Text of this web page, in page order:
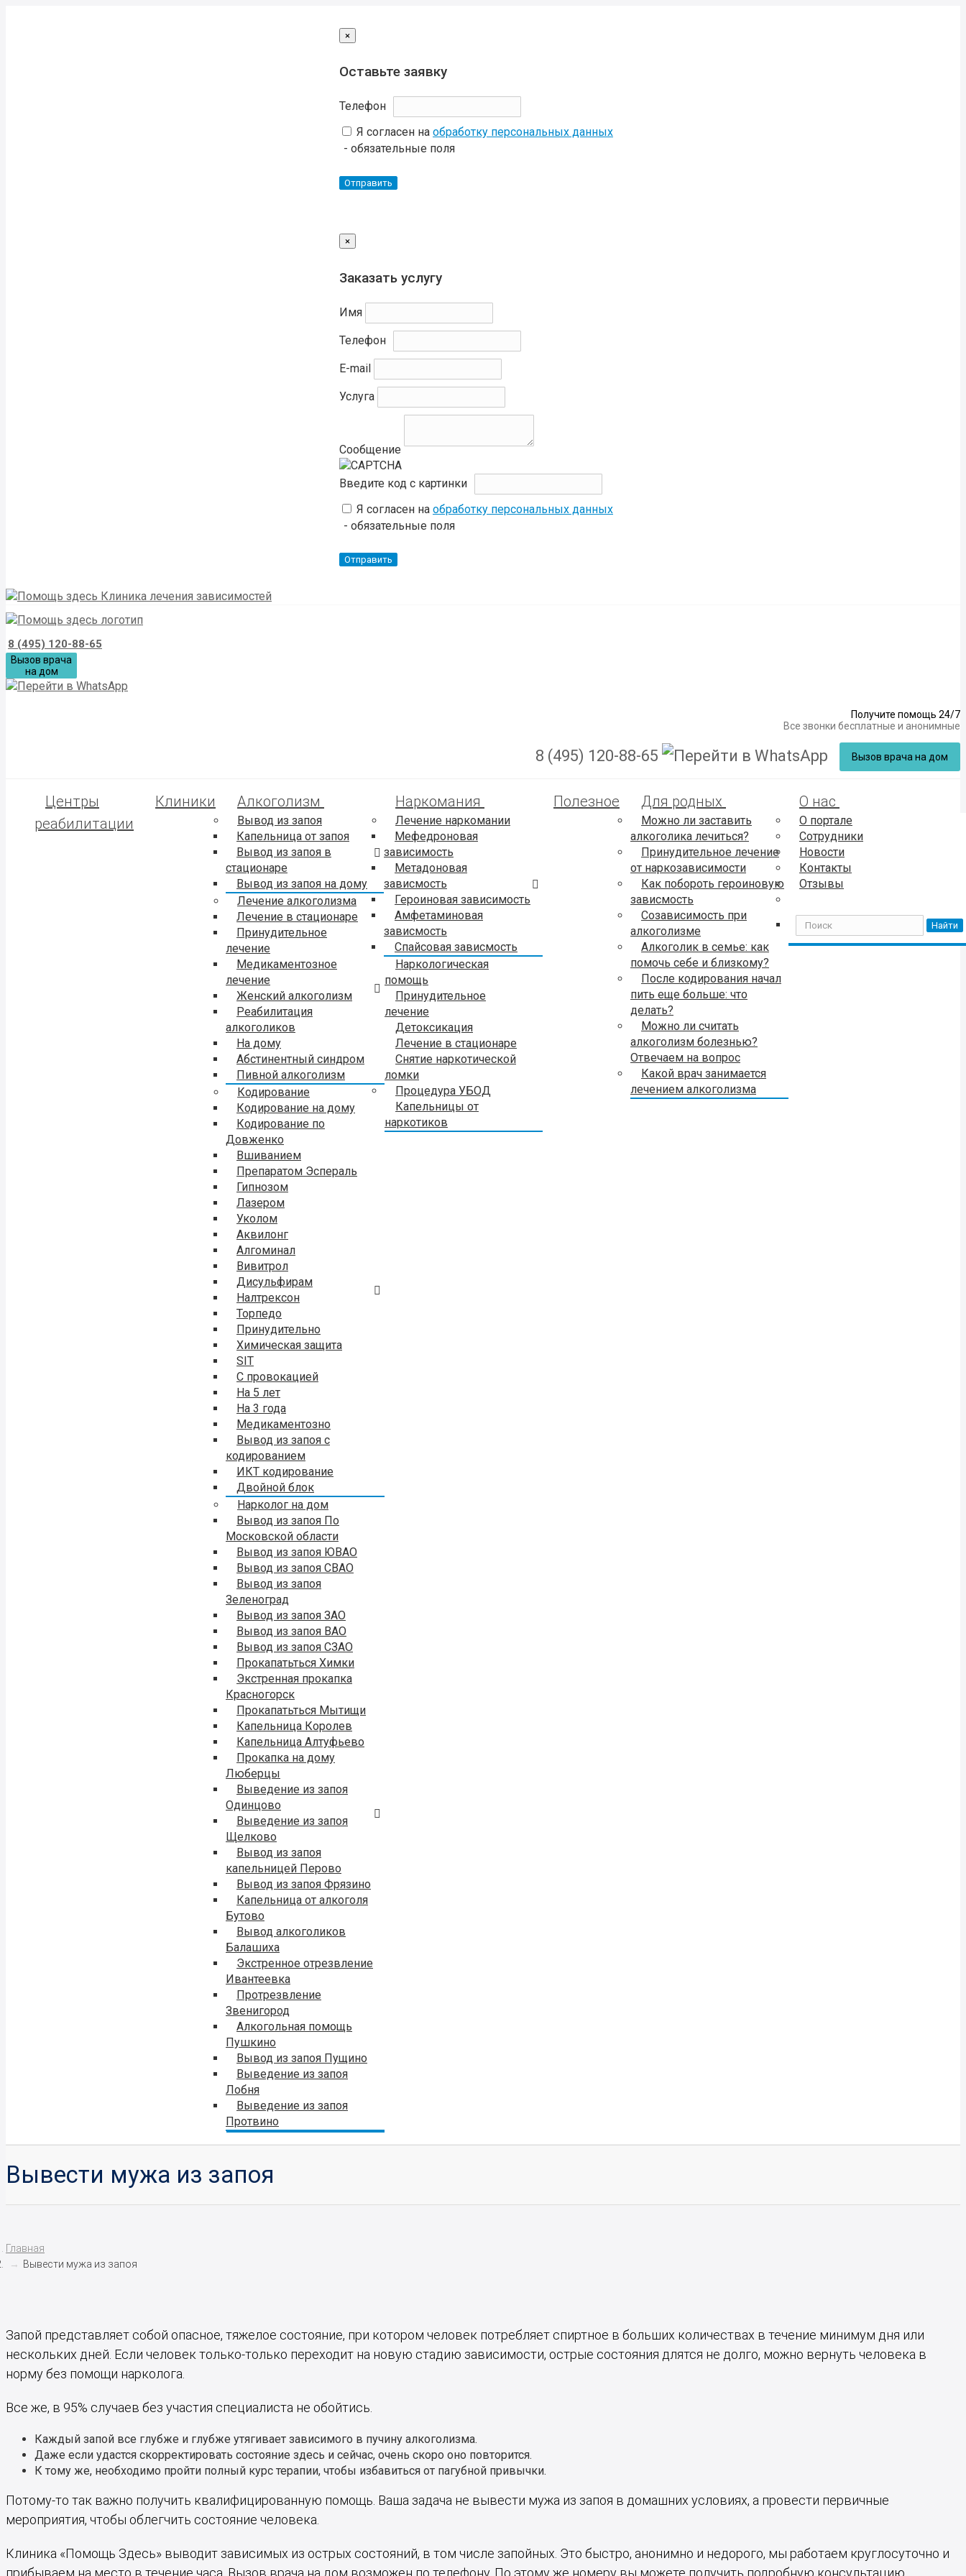
×
Оставьте заявку
Телефон
Я согласен на обработку персональных данных
- обязательные поля
Отправить
×
Заказать услугу
Имя
Телефон
E-mail
Услуга
Сообщение
Введите код с картинки
Я согласен на обработку персональных данных
- обязательные поля
Отправить
8 (495) 120-88-65
Вызов врача
на дом
Получите помощь 24/7
Все звонки бесплатные и анонимные
8 (495) 120-88-65 Вызов врача на дом
Центры
реабилитации
Клиники Алкоголизм
Вывод из запоя
Капельница от запоя
Вывод из запоя в
стационаре
Вывод из запоя на дому
Лечение алкоголизма
Лечение в стационаре
Принудительное
лечение
Медикаментозное
лечение
Женский алкоголизм
Реабилитация
алкоголиков
На дому
Абстинентный синдром
Пивной алкоголизм
Кодирование
Кодирование на дому
Кодирование по
Довженко
Вшиванием
Препаратом Эспераль
Гипнозом
Лазером
Уколом
Аквилонг
Алгоминал
Вивитрол
Дисульфирам
Налтрексон
Торпедо
Принудительно
Химическая защита
SIT
С провокацией
На 5 лет
На 3 года
Медикаментозно
Вывод из запоя с
кодированием
ИКТ кодирование
Двойной блок
Нарколог на дом
Вывод из запоя По
Московской области
Вывод из запоя ЮВАО
Вывод из запоя СВАО
Вывод из запоя
Зеленоград
Вывод из запоя ЗАО
Вывод из запоя ВАО
Вывод из запоя СЗАО
Прокапатьться Химки
Экстренная прокапка
Красногорск
Прокапатьться Мытищи
Капельница Королев
Капельница Алтуфьево
Прокапка на дому
Люберцы
Выведение из запоя
Одинцово
Выведение из запоя
Щелково
Вывод из запоя
капельницей Перово
Вывод из запоя Фрязино
Капельница от алкоголя
Бутово
Вывод алкоголиков
Балашиха
Экстренное отрезвление
Ивантеевка
Протрезвление
Звенигород
Алкогольная помощь
Пушкино
Вывод из запоя Пущино
Выведение из запоя
Лобня
Выведение из запоя
Протвино
Наркомания
Лечение наркомании
Мефедроновая
зависимость
Метадоновая
зависмость
Героиновая зависимость
Амфетаминовая
зависмость
Спайсовая зависмость
Наркологическая
помощь
Принудительное
лечение
Детоксикация
Лечение в стационаре
Снятие наркотической
ломки
Процедура УБОД
Капельницы от
наркотиков
Полезное Для родных
Можно ли заставить
алкоголика лечиться?
Принудительное лечение
от наркозависимости
Как побороть героиновую
зависмость
Созависимость при
алкоголизме
Алкоголик в семье: как
помочь себе и близкому?
После кодирования начал
пить еще больше: что
делать?
Можно ли считать
алкоголизм болезнью?
Отвечаем на вопрос
Какой врач занимается
лечением алкоголизма
О нас
О портале
Сотрудники
Новости
Контакты
Отзывы
Найти
Вывести мужа из запоя
Главная
Вывести мужа из запоя
Запой представляет собой опасное, тяжелое состояние, при котором человек потребляет спиртное в больших количествах в течение минимум дня или
нескольких дней. Если человек только-только переходит на новую стадию зависимости, острые состояния длятся не долго, можно вернуть человека в
норму без помощи нарколога.
Все же, в 95% случаев без участия специалиста не обойтись.
Каждый запой все глубже и глубже утягивает зависимого в пучину алкоголизма.
Даже если удастся скорректировать состояние здесь и сейчас, очень скоро оно повторится.
К тому же, необходимо пройти полный курс терапии, чтобы избавиться от пагубной привычки.
Потому-то так важно получить квалифицированную помощь. Ваша задача не вывести мужа из запоя в домашних условиях, а провести первичные
мероприятия, чтобы облегчить состояние человека.
Клиника «Помощь Здесь» выводит зависимых из острых состояний, в том числе запойных. Это быстро, анонимно и недорого, мы работаем круглосуточно и
прибываем на место в течение часа. Вызов врача на дом возможен по телефону. По этому же номеру вы можете получить подробную консультацию